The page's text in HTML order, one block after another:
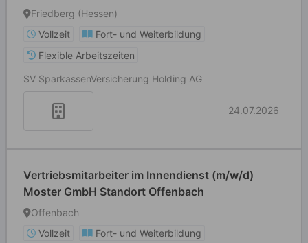
Friedberg (Hessen)
Vollzeit
Fort- und Weiterbildung
Flexible Arbeitszeiten
SV SparkassenVersicherung Holding AG
24.07.2026
Vertriebsmitarbeiter im Innendienst (m/w/d)
Moster GmbH Standort Offenbach
Offenbach
Vollzeit
Fort- und Weiterbildung